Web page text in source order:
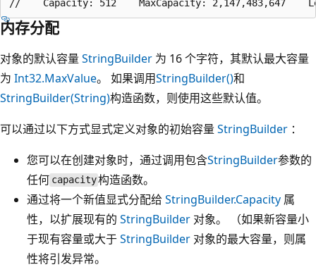
内存分配
对象的默认容量 StringBuilder 为 16 个字符，其默认最大容量
为 Int32.MaxValue。 如果调用StringBuilder()和
StringBuilder(String)构造函数，则使用这些默认值。
可以通过以下方式显式定义对象的初始容量 StringBuilder ：
您可以在创建对象时，通过调用包含StringBuilder参数的
任何 capacity构造函数。
通过将一个新值显式分配给 StringBuilder.Capacity 属
性，以扩展现有的 StringBuilder 对象。 （如果新容量小
于现有容量或大于StringBuilder 对象的最大容量，则属
性将引发异常。